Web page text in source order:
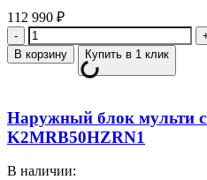
112 990 ₽
Количество
В корзину Купить в 1 клик
Наружный блок мульти
K2MRB50HZRN1
В наличии: